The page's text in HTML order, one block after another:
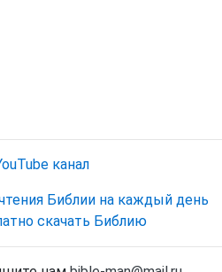
канал
Библии на каждый день
скачать Библию